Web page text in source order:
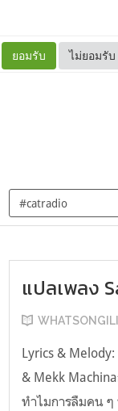
ยอมรับ ไม่ยอมรับ
แปลเพลง
Lyrics &
& Mekk
ทำไมการลืมคน ๆ